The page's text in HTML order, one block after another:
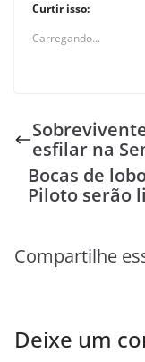
Curtir isso:
Carregando...
esfilar na
Bocas de
Piloto serão
Compartilhe
Deixe um